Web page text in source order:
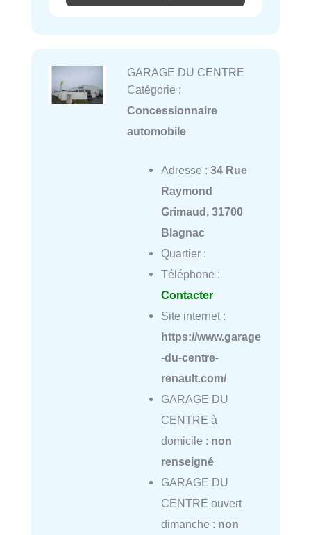
GARAGE DU CENTRE
Catégorie :
Concessionnaire
automobile
Adresse : 34 Rue
Raymond
Grimaud, 31700
Blagnac
Quartier :
Téléphone :
Contacter
Site internet :
https://www.garage
-du-centre-
renault.com/
GARAGE DU
CENTRE à
domicile : non
renseigné
GARAGE DU
CENTRE ouvert
dimanche : non